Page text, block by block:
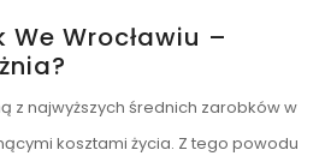
We Wrocławiu –
z najwyższych średnich zarobków w
kosztami życia. Z tego powodu